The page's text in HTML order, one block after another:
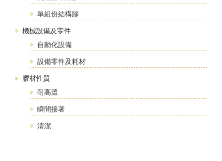
單組份結構膠
機械設備及零件
自動化設備
設備零件及耗材
膠材性質
耐高溫
瞬間接著
清潔